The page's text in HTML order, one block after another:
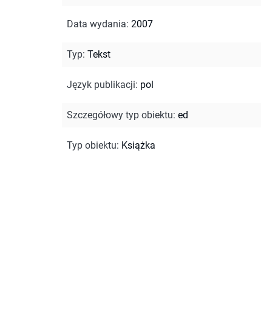
Data wydania: 2007
Typ: Tekst
Język publikacji: pol
Szczegółowy typ obiektu: ed
Typ obiektu: Książka